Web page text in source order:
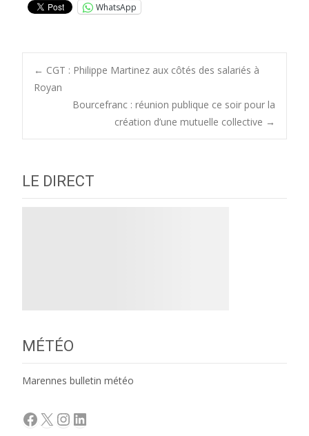
WhatsApp
Post
navigation
← CGT : Philippe Martinez aux côtés des salariés à
Royan
Bourcefranc : réunion publique ce soir pour la
création d’une mutuelle collective →
LE DIRECT
MÉTÉO
Marennes bulletin météo
Facebook
X Instagram
LinkedIn